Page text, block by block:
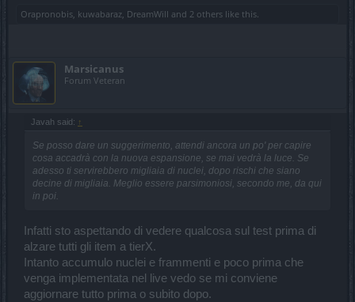
Orapronobis kuwabaraz DreamWill and 2 others like this.
Marsicanus
Forum Veteran
Javah said: ↑
Se posso dare un suggerimento, attendi ancora un po' per capire
cosa accadrà con la nuova espansione, se mai vedrà la luce. Se
adesso ti servirebbero migliaia di nuclei, dopo rischi che siano
decine di migliaia. Meglio essere parsimoniosi, secondo me, da qui
in poi.
Infatti sto aspettando di vedere qualcosa sul test prima di
alzare tutti gli item a tierX.
Intanto accumulo nuclei e frammenti e poco prima che
venga implementata nel live vedo se mi conviene
aggiornare tutto prima o subito dopo.